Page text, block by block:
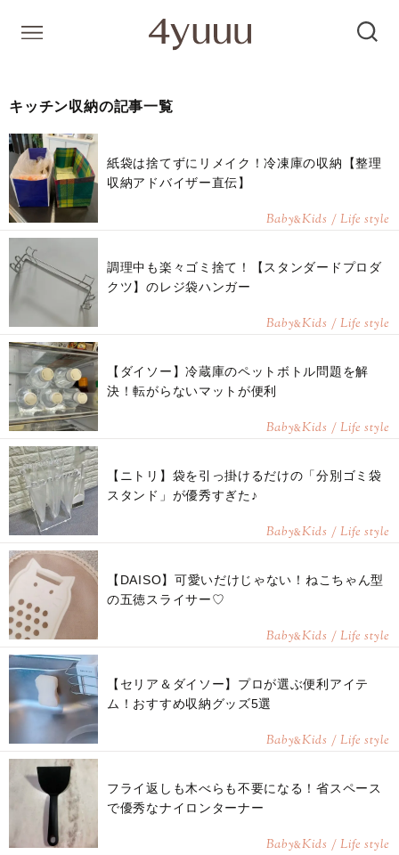
キッチン収納の記事一覧
紙袋は捨てずにリメイク！冷凍庫の収納【整理
収納アドバイザー直伝】
Baby&Kids / Life style
調理中も楽々ゴミ捨て！【スタンダードプロダ
クツ】のレジ袋ハンガー
Baby&Kids / Life style
【ダイソー】冷蔵庫のペットボトル問題を解
決！転がらないマットが便利
Baby&Kids / Life style
【ニトリ】袋を引っ掛けるだけの「分別ゴミ袋
スタンド」が優秀すぎた♪
Baby&Kids / Life style
【DAISO】可愛いだけじゃない！ねこちゃん型
の五徳スライサー♡
Baby&Kids / Life style
【セリア＆ダイソー】プロが選ぶ便利アイテ
ム！おすすめ収納グッズ5選
Baby&Kids / Life style
フライ返しも木べらも不要になる！省スペース
で優秀なナイロンターナー
Baby&Kids / Life style